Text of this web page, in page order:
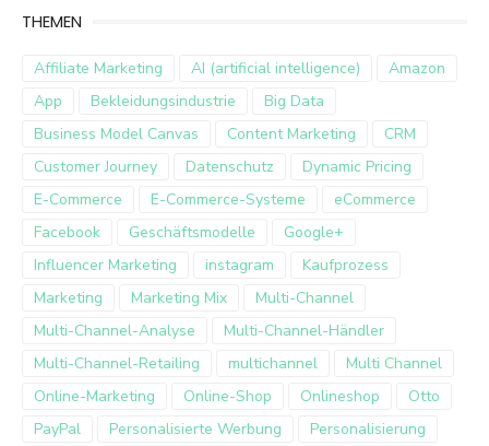
THEMEN
Affiliate Marketing AI (artificial intelligence)
Amazon
App
Bekleidungsindustrie
Big Data
Business Model Canvas
Content Marketing
CRM
Customer Journey
Datenschutz
Dynamic Pricing
E-Commerce
E-Commerce-Systeme
eCommerce
Facebook
Geschäftsmodelle
Google+
Influencer Marketing
instagram
Kaufprozess
Marketing
Marketing Mix
Multi-Channel
Multi-Channel-Analyse
Multi-Channel-Händler
Multi-Channel-Retailing
multichannel
Multi Channel
Online-Marketing
Online-Shop Onlineshop
Otto
PayPal
Personalisierte Werbung
Personalisierung